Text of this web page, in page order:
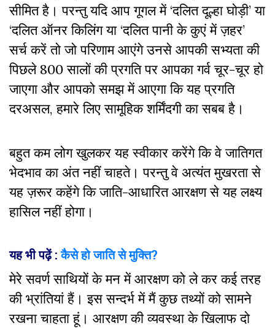
सीमित है। परन्तु यदि आप गूगल में ‘दलित दूल्हा घोड़ी’ या
‘दलित ऑनर किलिंग या ‘दलित पानी के कुएं में ज़हर’
सर्च करें तो जो परिणाम आएंगे उनसे आपकी सभ्यता की
पिछले 800 सालों की प्रगति पर आपका गर्व चूर-चूर हो
जाएगा और आपको समझ में आएगा कि यह प्रगति
दरअसल, हमारे लिए सामूहिक शर्मिंदगी का सबब है।
बहुत कम लोग खुलकर यह स्वीकार करेंगे कि वे जातिगत
भेदभाव का अंत नहीं चाहते। परन्तु वे अत्यंत मुखरता से
यह ज़रूर कहेंगे कि जाति-आधारित आरक्षण से यह लक्ष्य
हासिल नहीं होगा।
यह भी पढ़ें :कैसे हो जाति से मुक्ति?
मेरे सवर्ण साथियों के मन में आरक्षण को ले कर कई तरह
की भ्रांतियां हैं। इस सन्दर्भ में मैं कुछ तथ्यों को सामने
रखना चाहता हूं। आरक्षण की व्यवस्था के खिलाफ दो